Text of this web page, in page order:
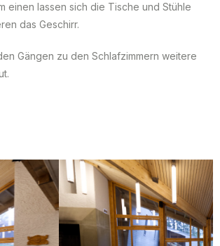
einen lassen sich die Tische und Stühle
das Geschirr.
Gängen zu den Schlafzimmern weitere